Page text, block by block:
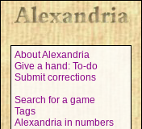
About Alexandria
Give a hand: To-do
Submit corrections
Search for a game
Tags
Alexandria in numbers